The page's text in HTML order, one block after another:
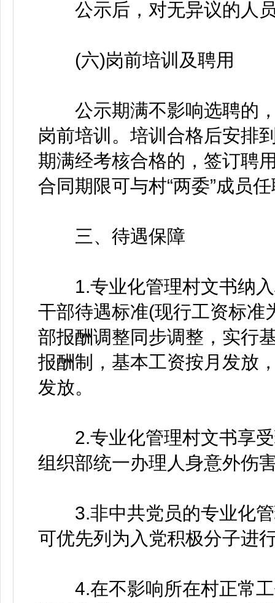
公示后，对无异议的人员
(六)岗前培训及聘用
公示期满不影响选聘的，
岗前培训。培训合格后安排
期满经考核合格的，签订聘
合同期限可与村“两委”成员
三、待遇保障
1.专业化管理村文书纳入
干部待遇标准(现行工资标准
部报酬调整同步调整，实行
报酬制，基本工资按月发放
发放。
2.专业化管理村文书享受
组织部统一办理人身意外伤
3.非中共党员的专业化管
可优先列为入党积极分子进
4.在不影响所在村正常工